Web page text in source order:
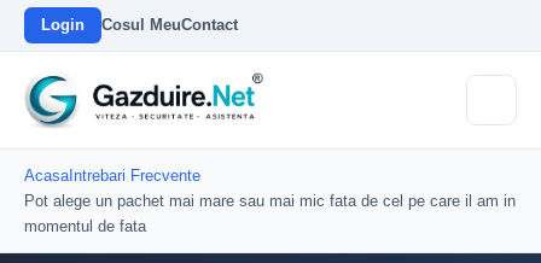
Login Cosul MeuContact
AcasaIntrebari Frecvente
Pot alege un pachet mai mare sau mai mic fata de cel pe care il am in
momentul de fata